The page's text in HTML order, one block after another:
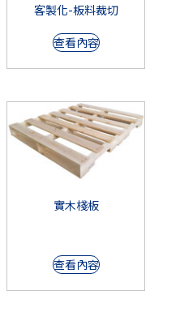
客製化-板料裁切
查看內容
實木棧板
查看內容